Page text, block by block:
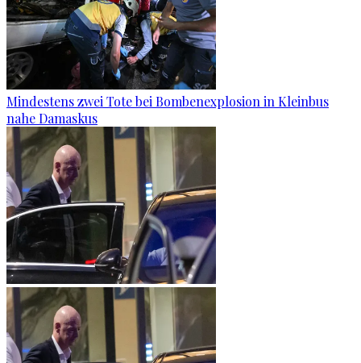
Mindestens zwei Tote bei Bombenexplosion in Kleinbus
nahe Damaskus